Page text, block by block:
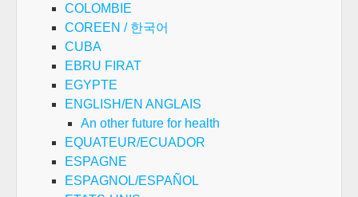
COLOMBIE
COREEN / 한국어
CUBA
EBRU FIRAT
EGYPTE
ENGLISH/EN ANGLAIS
An other future for health
EQUATEUR/ECUADOR
ESPAGNE
ESPAGNOL/ESPAÑOL